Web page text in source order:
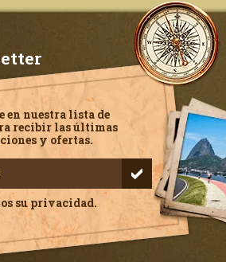
en nuestra lista de
recibir las últimas
y ofertas.
su privacidad.